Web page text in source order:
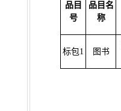
品目
号
品目名
称
标包1 图书